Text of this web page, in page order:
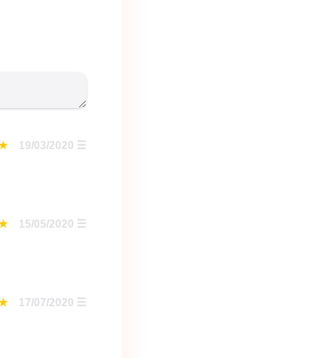
19/03/2020 ☰
15/05/2020 ☰
17/07/2020 ☰